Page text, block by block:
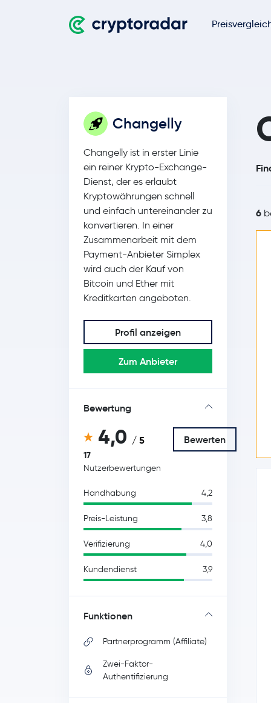
Changelly
Changelly ist in erster Linie
ein reiner Krypto-Exchange-
Dienst, der es erlaubt
Kryptowährungen schnell
und einfach untereinander zu
konvertieren. In einer
Zusammenarbeit mit dem
Payment-Anbieter Simplex
wird auch der Kauf von
Bitcoin und Ether mit
Kreditkarten angeboten.
Profil anzeigen
Zum Anbieter
Bewertung
4,0 / 5
17
Nutzerbewertungen
Bewerten
Handhabung 4,2
Preis-Leistung 3,8
Verifizierung 4,0
Kundendienst 3,9
Funktionen
Partnerprogramm (Affiliate)
Zwei-Faktor-
Authentifizierung
6